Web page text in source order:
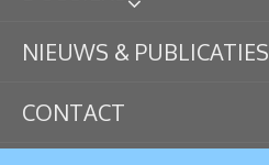
NIEUWS & PUBLICATIES
CONTACT